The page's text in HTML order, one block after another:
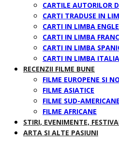
CARTILE AUTORILOR
CARTI TRADUSE IN
CARTI IN LIMBA
CARTI IN LIMBA
CARTI IN LIMBA
CARTI IN LIMBA
RECENZII FILME BUNE
FILME EUROPENE SI
FILME ASIATICE
FILME SUD-AMERICANE
FILME AFRICANE
STIRI, EVENIMENTE,
ARTA SI ALTE PASIUNI